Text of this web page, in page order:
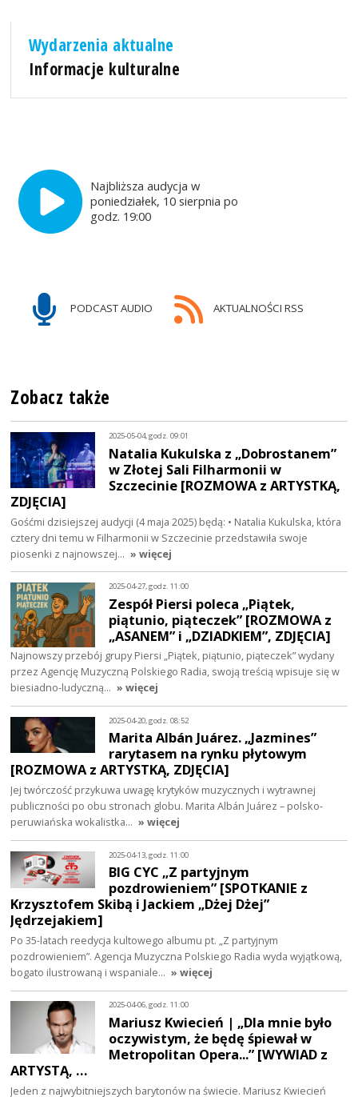
Wydarzenia aktualne
Informacje kulturalne
Najbliższa audycja w
poniedziałek, 10 sierpnia po
godz. 19:00
PODCAST AUDIO AKTUALNOŚCI RSS
Zobacz także
2025-05-04, godz. 09:01
Natalia Kukulska z „Dobrostanem”
w Złotej Sali Filharmonii w
Szczecinie [ROZMOWA z ARTYSTKĄ,
ZDJĘCIA]
Gośćmi dzisiejszej audycji (4 maja 2025) będą: • Natalia Kukulska, która
cztery dni temu w Filharmonii w Szczecinie przedstawiła swoje
piosenki z najnowszej… » więcej
2025-04-27, godz. 11:00
Zespół Piersi poleca „Piątek,
piątunio, piąteczek” [ROZMOWA z
„ASANEM” i „DZIADKIEM”, ZDJĘCIA]
Najnowszy przebój grupy Piersi „Piątek, piątunio, piąteczek” wydany
przez Agencję Muzyczną Polskiego Radia, swoją treścią wpisuje się w
biesiadno-ludyczną… » więcej
2025-04-20, godz. 08:52
Marita Albán Juárez. „Jazmines”
rarytasem na rynku płytowym
[ROZMOWA z ARTYSTKĄ, ZDJĘCIA]
Jej twórczość przykuwa uwagę krytyków muzycznych i wytrawnej
publiczności po obu stronach globu. Marita Albán Juárez – polsko-
peruwiańska wokalistka… » więcej
2025-04-13, godz. 11:00
BIG CYC „Z partyjnym
pozdrowieniem” [SPOTKANIE z
Krzysztofem Skibą i Jackiem „Dżej Dżej”
Jędrzejakiem]
Po 35-latach reedycja kultowego albumu pt. „Z partyjnym
pozdrowieniem”. Agencja Muzyczna Polskiego Radia wyda wyjątkową,
bogato ilustrowaną i wspaniale… » więcej
2025-04-06, godz. 11:00
Mariusz Kwiecień | „Dla mnie było
oczywistym, że będę śpiewał w
Metropolitan Opera...” [WYWIAD z
ARTYSTĄ, …
Jeden z najwybitniejszych barytonów na świecie. Mariusz Kwiecień